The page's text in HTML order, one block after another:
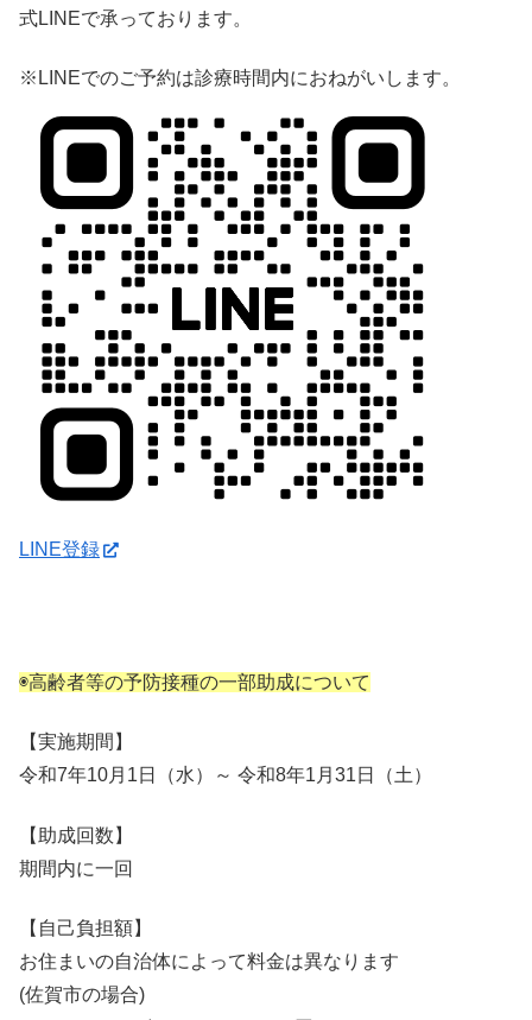
式LINEで承っております。
※LINEでのご予約は診療時間内におねがいします。
LINE登録
◉高齢者等の予防接種の一部助成について
【実施期間】
令和7年10月1日（水）～ 令和8年1月31日（土）
【助成回数】
期間内に一回
【自己負担額】
お住まいの自治体によって料金は異なります
(佐賀市の場合)